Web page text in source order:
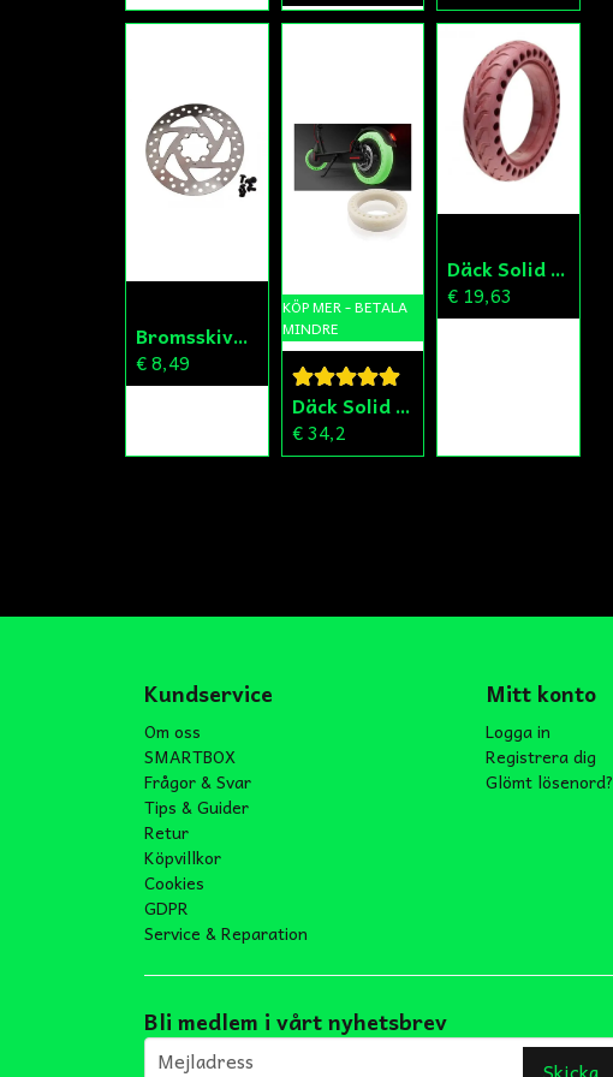
Bromsskiva 140mm Kugoo
€ 8,49
KÖP MER - BETALA
MINDRE
Däck Solid 8,5x2" Fluorescerande
€ 34,2
Däck Solid 8,5x2" Röd
€ 19,63
Kundservice
Om oss
SMARTBOX
Frågor & Svar
Tips & Guider
Retur
Köpvillkor
Cookies
GDPR
Service & Reparation
Mitt konto
Logga in
Registrera dig
Glömt lösenord?
Bli medlem i vårt nyhetsbrev
email
Mejladress